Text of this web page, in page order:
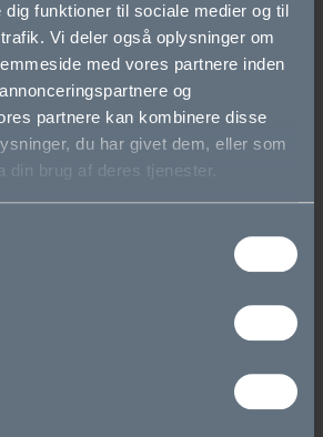
dig funktioner til sociale medier og til
Vi deler også oplysninger om
med vores partnere inden
og
partnere kan kombinere disse
du har givet dem, eller som
din brug af deres tjenester.